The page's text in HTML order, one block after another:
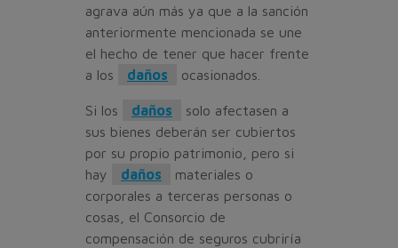
agrava aún más ya que a la sanción
anteriormente mencionada se une
el hecho de tener que hacer frente
a los
daños ocasionados.
Si los daños
solo afectasen a
sus bienes deberán ser cubiertos
por su propio patrimonio, pero si
hay
daños
materiales o
corporales a terceras personas o
cosas, el Consorcio de
compensación de seguros cubriría